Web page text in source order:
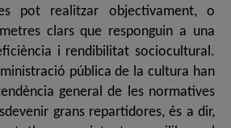
pot realitzar objectivament, o
clars que responguin a una
i rendibilitat sociocultural.
pública de la cultura han
general de les normatives
grans repartidores, és a dir,